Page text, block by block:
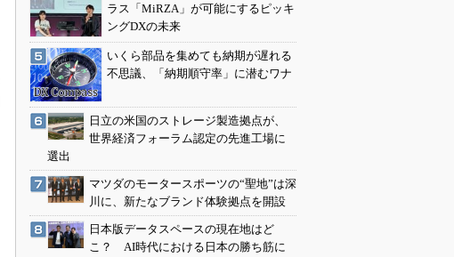
ラス「MiRZA」が可能にするピッキ
ングDXの未来
いくら部品を集めても納期が遅れる
不思議、「納期順守率」に潜むワナ
日立の米国のストレージ製造拠点が、
世界経済フォーラム認定の先進工場に
選出
マツダのモータースポーツの“聖地”は深
川に、新たなブランド体験拠点を開設
日本版データスペースの現在地はど
こ？ AI時代における日本の勝ち筋に